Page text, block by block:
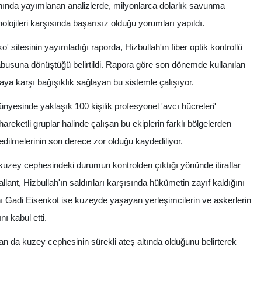
yayımlanan analizlerde, milyonlarca dolarlık savunma
karşısında başarısız olduğu yorumları yapıldı.
sitesinin yayımladığı raporda, Hizbullah'ın fiber optik kontrollü
dönüştüğü belirtildi. Rapora göre son dönemde kullanılan
karşı bağışıklık sağlayan bu sistemle çalışıyor.
yaklaşık 100 kişilik profesyonel 'avcı hücreleri'
gruplar halinde çalışan bu ekiplerin farklı bölgelerden
son derece zor olduğu kaydediliyor.
cephesindeki durumun kontrolden çıktığı yönünde itiraflar
Hizbullah'ın saldırıları karşısında hükümetin zayıf kaldığını
Gadi Eisenkot ise kuzeyde yaşayan yerleşimcilerin ve askerlerin
kabul etti.
da kuzey cephesinin sürekli ateş altında olduğunu belirterek